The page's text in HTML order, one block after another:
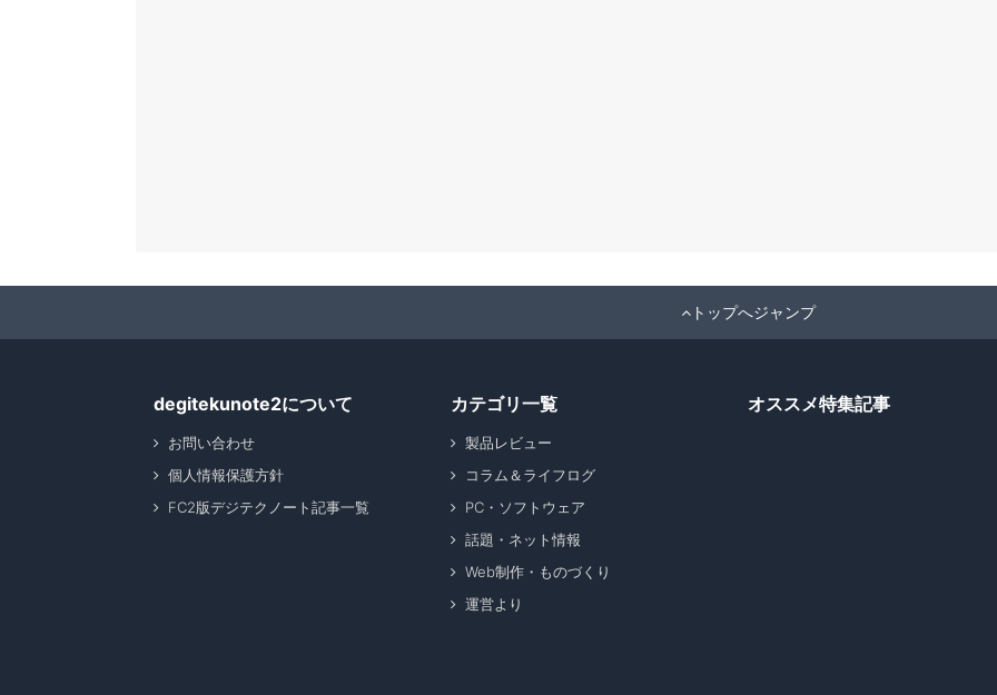
トップへジャンプ
degitekunote2について
お問い合わせ
個人情報保護方針
FC2版デジテクノート記事一覧
カテゴリ一覧
製品レビュー
コラム＆ライフログ
PC・ソフトウェア
話題・ネット情報
Web制作・ものづくり
運営より
オススメ特集記事